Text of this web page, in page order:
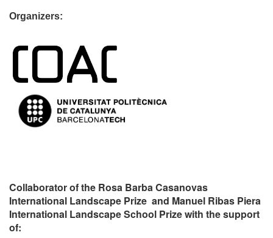
Organizers:
Collaborator of the Rosa Barba Casanovas
International Landscape Prize and Manuel Ribas Piera
International Landscape School Prize with the support
of: